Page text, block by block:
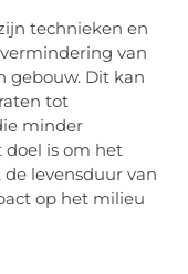
technieken en
van
gebouw. Dit kan
tot
minder
doel is om het
levensduur van
op het milieu